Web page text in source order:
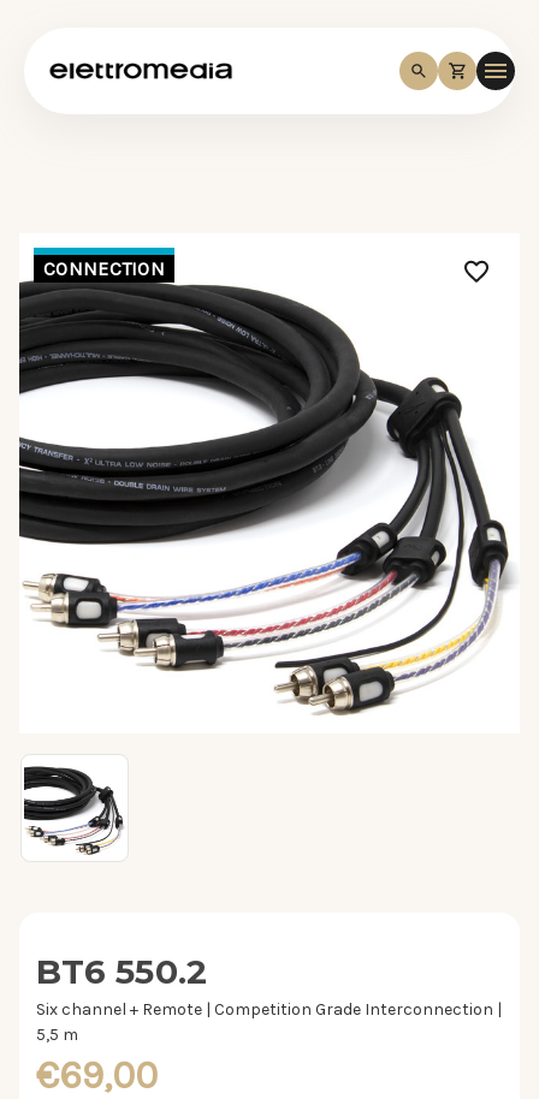
CONNECTION
BT6 550.2
Six channel + Remote | Competition Grade Interconnection |
5,5 m
€69,00